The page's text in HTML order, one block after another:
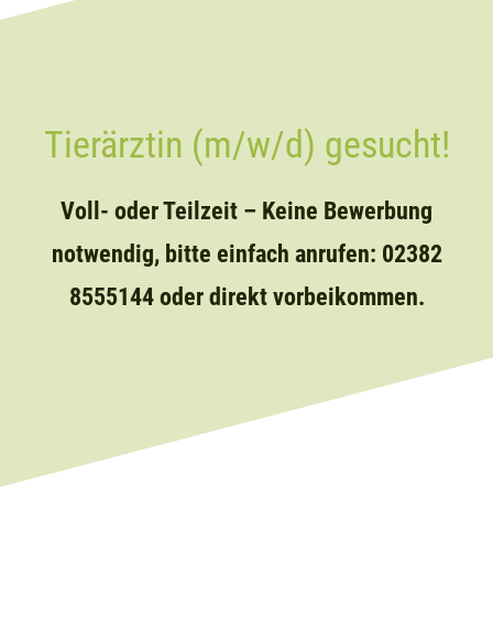
Tierärztin (m/w/d) gesucht!
Voll- oder Teilzeit – Keine Bewerbung
notwendig, bitte einfach anrufen: 02382
8555144 oder direkt vorbeikommen.